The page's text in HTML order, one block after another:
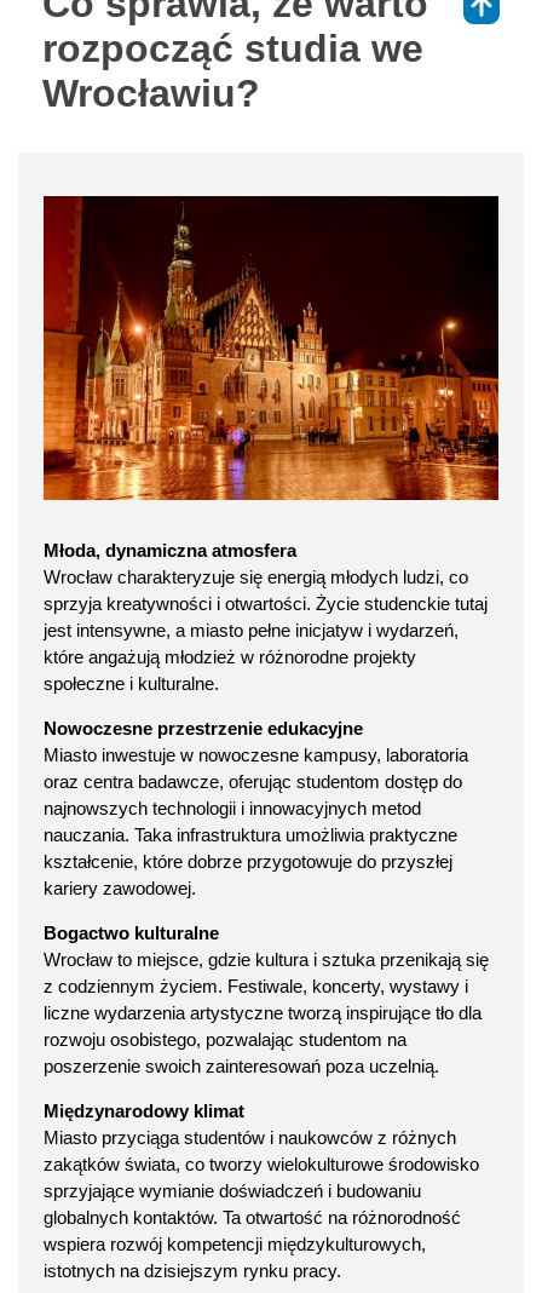
rozpocząć studia we
Wrocławiu?
Młoda, dynamiczna atmosfera
Wrocław charakteryzuje się energią młodych ludzi, co
sprzyja kreatywności i otwartości. Życie studenckie tutaj
jest intensywne, a miasto pełne inicjatyw i wydarzeń,
które angażują młodzież w różnorodne projekty
społeczne i kulturalne.
Nowoczesne przestrzenie edukacyjne
Miasto inwestuje w nowoczesne kampusy, laboratoria
oraz centra badawcze, oferując studentom dostęp do
najnowszych technologii i innowacyjnych metod
nauczania. Taka infrastruktura umożliwia praktyczne
kształcenie, które dobrze przygotowuje do przyszłej
kariery zawodowej.
Bogactwo kulturalne
Wrocław to miejsce, gdzie kultura i sztuka przenikają się
z codziennym życiem. Festiwale, koncerty, wystawy i
liczne wydarzenia artystyczne tworzą inspirujące tło dla
rozwoju osobistego, pozwalając studentom na
poszerzenie swoich zainteresowań poza uczelnią.
Międzynarodowy klimat
Miasto przyciąga studentów i naukowców z różnych
zakątków świata, co tworzy wielokulturowe środowisko
sprzyjające wymianie doświadczeń i budowaniu
globalnych kontaktów. Ta otwartość na różnorodność
wspiera rozwój kompetencji międzykulturowych,
istotnych na dzisiejszym rynku pracy.